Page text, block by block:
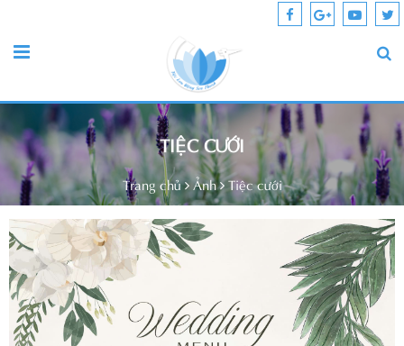
TIỆC CƯỚI
Trang chủ Ảnh Tiệc cưới